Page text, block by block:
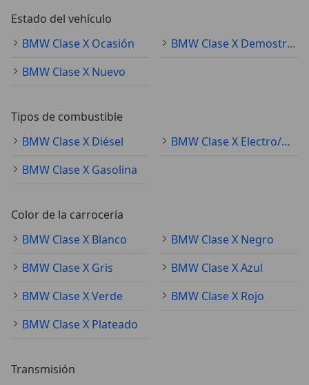
Estado del vehículo
BMW Clase X Ocasión
BMW Clase X Demostración
BMW Clase X Nuevo
Tipos de combustible
BMW Clase X Diésel
BMW Clase X Electro/Gasolina
BMW Clase X Gasolina
Color de la carrocería
BMW Clase X Blanco
BMW Clase X Negro
BMW Clase X Gris
BMW Clase X Azul
BMW Clase X Verde
BMW Clase X Rojo
BMW Clase X Plateado
Transmisión